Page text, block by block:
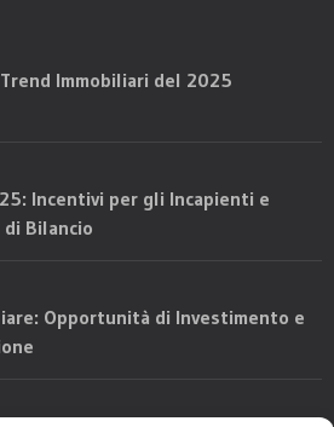
Immobiliari del 2025
Incentivi per gli Incapienti e
Bilancio
Opportunità di Investimento e